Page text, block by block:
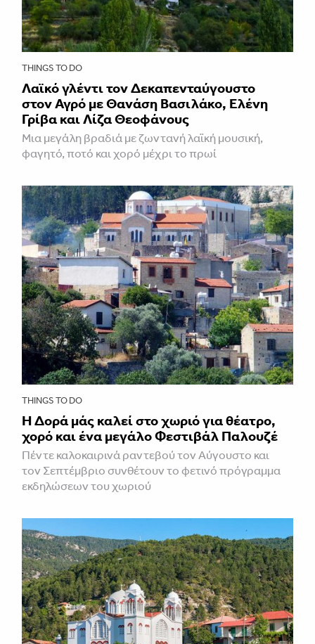
THINGS TO DO
Λαϊκό γλέντι τον Δεκαπενταύγουστο
στον Αγρό με Θανάση Βασιλάκο, Ελένη
Γρίβα και Λίζα Θεοφάνους
Μια μεγάλη βραδιά με ζωντανή λαϊκή μουσική,
φαγητό, ποτό και χορό μέχρι το πρωί
THINGS TO DO
Η Δορά μάς καλεί στο χωριό για θέατρο,
χορό και ένα μεγάλο Φεστιβάλ Παλουζέ
Πέντε καλοκαιρινά ραντεβού τον Αύγουστο και
τον Σεπτέμβριο συνθέτουν το φετινό πρόγραμμα
εκδηλώσεων του χωριού